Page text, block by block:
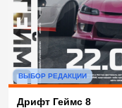
ВЫБОР РЕДАКЦИИ
Дрифт Геймс 8